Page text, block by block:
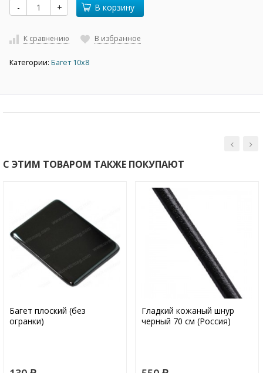
- + В корзину
К сравнению В избранное
Категории: Багет 10х8
С ЭТИМ ТОВАРОМ ТАКЖЕ ПОКУПАЮТ
Багет плоский (без
огранки)
Гладкий кожаный шнур
черный 70 см (Россия)